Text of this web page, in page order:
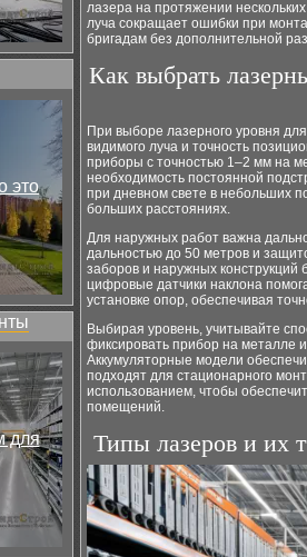
это
для
лазера на протяжении
луча сокращает ошибки при
бригадам без дополнительной
Как выбрать
При выборе лазерного уровня
видимого луча и точность
приборы с точностью 1–2 мм на
необходимость постоянной
при дневном свете в небольших
больших расстояниях.
Для наружных работ важна
дальностью до 50 метров и
заборов и наружных
цифровые датчики наклона
установке опор, обеспечивая
Выбирая уровень, учитывайте
фиксировать прибор на металле
Аккумуляторные модели
подходят для стационарного
использованием, чтобы
помещений.
Типы лазеров и их